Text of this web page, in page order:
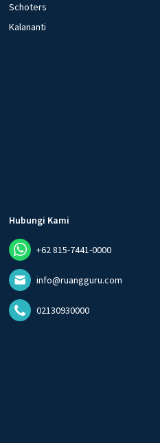
Schoters
Kalananti
Hubungi Kami
+62 815-7441-0000
info@ruangguru.com
02130930000